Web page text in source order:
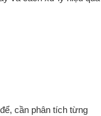
cần phân tích từng